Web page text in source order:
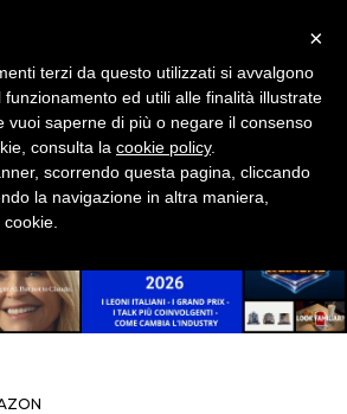
×
terzi da questo utilizzati si avvalgono
ed utili alle finalità illustrate
vuoi saperne di più o negare il consenso
consulta la cookie policy.
scorrendo questa pagina, cliccando
la navigazione in altra maniera,